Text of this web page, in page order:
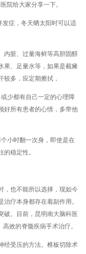
院给大家分享一下。
症，冬天晒太阳时可以适
脏、过量海鲜等高胆固醇
果、足量水等，如果是截瘫
多，应定期擦拭，
少都有自己一定的心理障
好所有患者的心情，多带他
小时翻一次身，即使是在
稳定性。
也不能所以选择，现如今
疗本身都存在着副作用。
破。目前，昆明南大脑科医
效的脊髓疾病手术治疗。
受压的方法。椎板切除术